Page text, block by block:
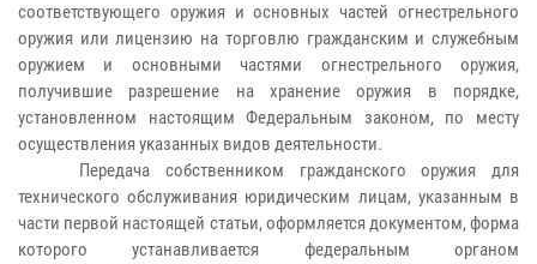
соответствующего оружия и основных частей огнестрельного
оружия или лицензию на торговлю гражданским и служебным
оружием и основными частями огнестрельного оружия,
получившие разрешение на хранение оружия в порядке,
установленном настоящим Федеральным законом, по месту
осуществления указанных видов деятельности.
Передача собственником гражданского оружия для
технического обслуживания юридическим лицам, указанным в
части первой настоящей статьи, оформляется документом, форма
которого устанавливается федеральным органом